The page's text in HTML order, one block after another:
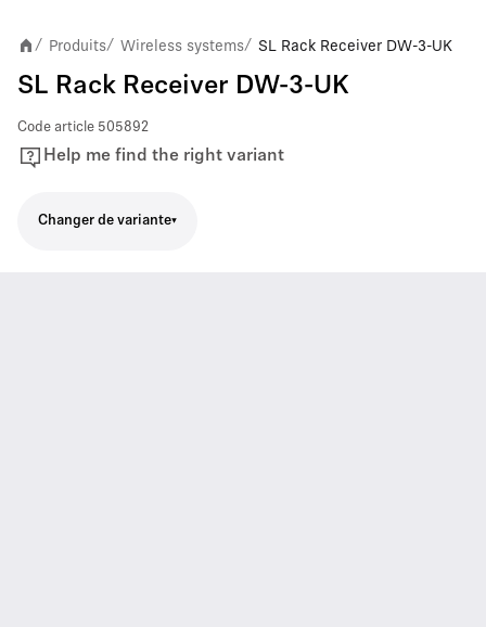
/ Produits/ Wireless systems/ SL Rack Receiver DW-3-UK
SL Rack Receiver DW-3-UK
Code article 505892
Help me find the right variant
Changer de variante